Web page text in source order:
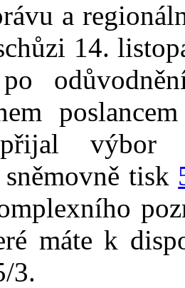
a
14.
výbor
sněmovně tisk
máte k
3.